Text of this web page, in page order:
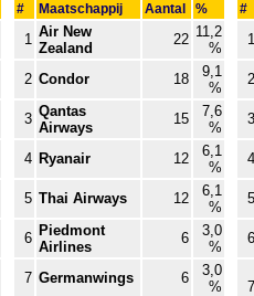
# Maatschappij Aantal %
1 Air New
Zealand
22 11,2
%
2 Condor 18
9,1
%
3 Qantas
Airways
15
7,6
%
4 Ryanair 12
6,1
%
5 Thai Airways 12
6,1
%
6 Piedmont
Airlines
6
3,0
%
7 Germanwings 6
3,0
%
#
1
2
3
4
5
6
7